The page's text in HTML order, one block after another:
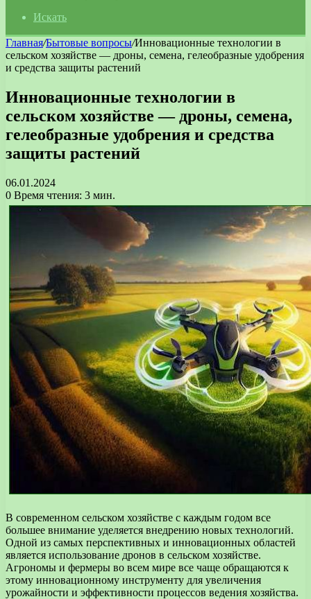
Искать
Главная/Бытовые вопросы/Инновационные технологии в
сельском хозяйстве — дроны, семена, гелеобразные удобрения
и средства защиты растений
Инновационные технологии в
сельском хозяйстве — дроны, семена,
гелеобразные удобрения и средства
защиты растений
06.01.2024
0 Время чтения: 3 мин.
В современном сельском хозяйстве с каждым годом все
большее внимание уделяется внедрению новых технологий.
Одной из самых перспективных и инновационных областей
является использование дронов в сельском хозяйстве.
Агрономы и фермеры во всем мире все чаще обращаются к
этому инновационному инструменту для увеличения
урожайности и эффективности процессов ведения хозяйства.